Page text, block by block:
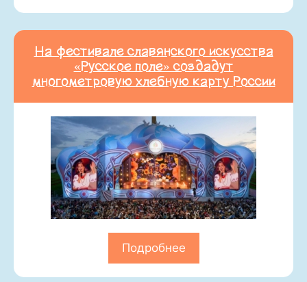
На фестивале славянского искусства
«Русское поле» создадут
многометровую хлебную карту России
Подробнее